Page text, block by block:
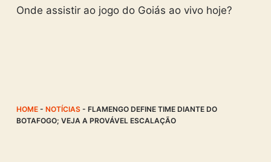
Onde assistir ao jogo do Goiás ao vivo hoje?
HOME- NOTÍCIAS- FLAMENGO DEFINE TIME DIANTE DO
BOTAFOGO; VEJA A PROVÁVEL ESCALAÇÃO